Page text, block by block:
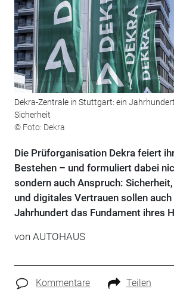
Dekra-Zentrale in Stuttgart: ein
Sicherheit
© Foto: Dekra
Die Prüforganisation Dekra feiert
Bestehen – und formuliert dabei
sondern auch Anspruch:
und digitales Vertrauen sollen
Jahrhundert das Fundament ihres
von AUTOHAUS
Kommentare Teilen